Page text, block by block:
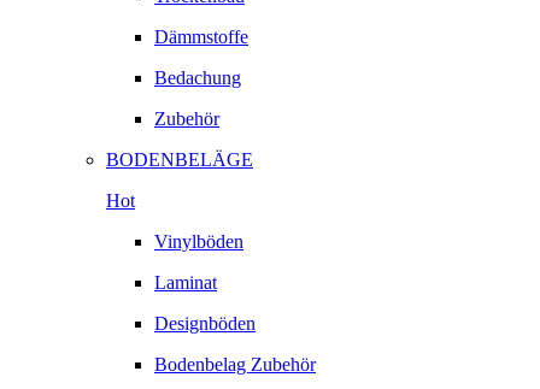
Dämmstoffe
Bedachung
Zubehör
BODENBELÄGE
Hot
Vinylböden
Laminat
Designböden
Bodenbelag Zubehör